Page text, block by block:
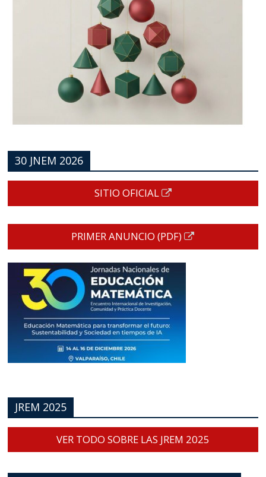
30 JNEM 2026
SITIO OFICIAL
PRIMER ANUNCIO (PDF)
JREM 2025
VER TODO SOBRE LAS JREM 2025